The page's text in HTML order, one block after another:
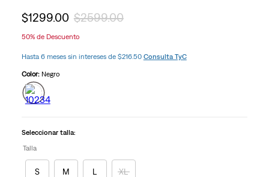
5
estrellas,
medio
valoración.
Read
10
Reviews.
Enlace
página.
$1299.00 $2599.00
50%de Descuento
Hasta 6 meses sin intereses de $216.50 Consulta TyC
Color: Negro
Seleccionar talla:
Talla
S M L XL